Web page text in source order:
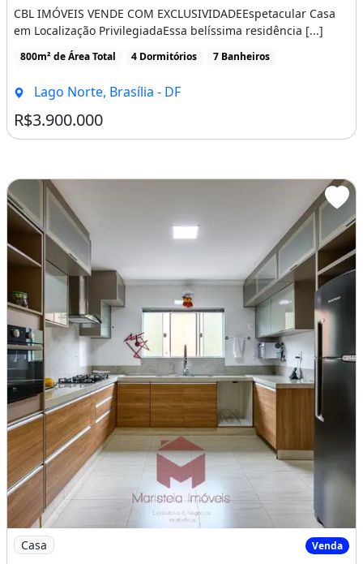
CBL IMÓVEIS VENDE COM EXCLUSIVIDADEEspetacular Casa
em Localização PrivilegiadaEssa belíssima residência [...]
800m² de Área Total 4 Dormitórios 7 Banheiros
Lago Norte, Brasília - DF
R$3.900.000
Imagem: CASA GEMINADA COM ELEVADOR
Casa Venda